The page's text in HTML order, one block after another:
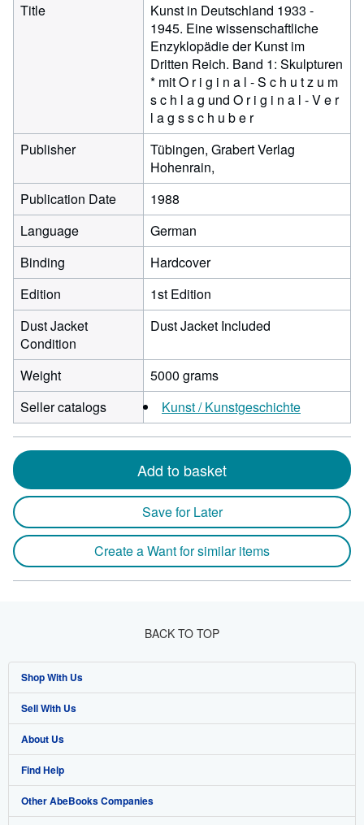
Title
Kunst in Deutschland 1933 -
1945. Eine wissenschaftliche
Enzyklopädie der Kunst im
Dritten Reich. Band 1: Skulpturen
* mit O r i g i n a l - S c h u t z u m
s c h l a g und O r i g i n a l - V e r
l a g s s c h u b e r
Publisher
Tübingen, Grabert Verlag
Hohenrain,
Publication Date
1988
Language
German
Binding
Hardcover
Edition
1st Edition
Dust Jacket
Condition
Dust Jacket Included
Weight
5000 grams
Seller catalogs
Kunst / Kunstgeschichte
Add to basket
Save for Later
Create a Want for similar items
BACK TO TOP
Shop With Us
Advanced Search
Browse Collections
My Account
My Orders
Sell With Us
Start Selling
Join Our Affiliate Program
Book Buyback
About Us
About AbeBooks
Media
Find Help
Help
Other AbeBooks Companies